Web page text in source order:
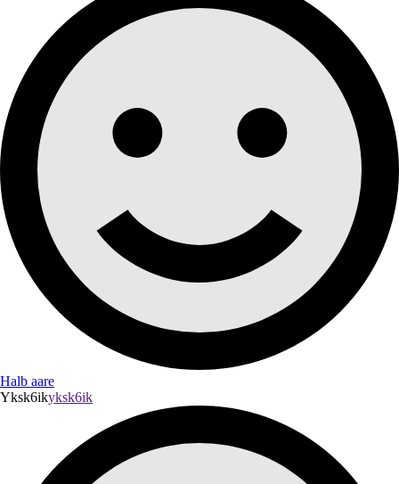
Halb aare
Yksk6ikyksk6ik